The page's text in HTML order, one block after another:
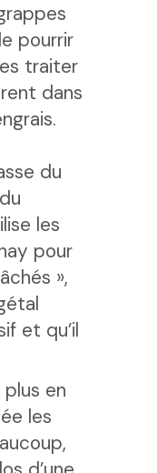
pourrir
traiter
dans
du
les
pour
»,
et qu’il
en
les